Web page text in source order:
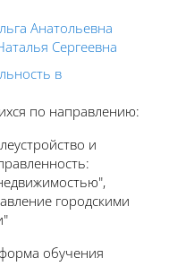
Анатольевна
Сергеевна
в
по направлению:
и
городскими
обучения